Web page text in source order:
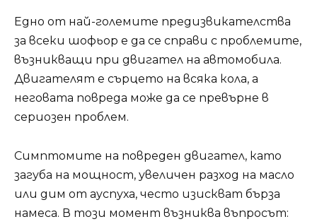
Едно от най-големите предизвикателства
за всеки шофьор е да се справи с проблемите,
възникващи при двигател на автомобила.
Двигателят е сърцето на всяка кола, а
неговата повреда може да се превърне в
сериозен проблем.
Симптомите на повреден двигател, като
загуба на мощност, увеличен разход на масло
или дим от ауспуха, често изискват бърза
намеса. В този момент възниква въпросът: